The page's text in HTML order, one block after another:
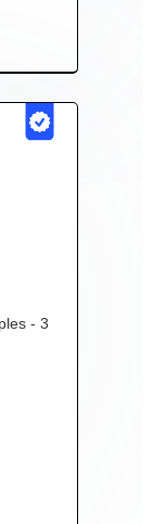
- 3